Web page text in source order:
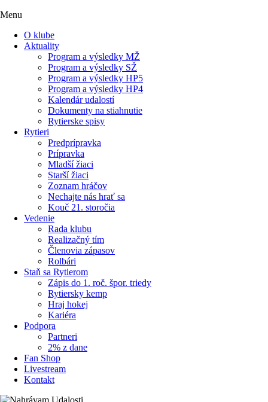
Menu
O klube
Aktuality
Program a výsledky MŽ
Program a výsledky SŽ
Program a výsledky HP5
Program a výsledky HP4
Kalendár udalostí
Dokumenty na stiahnutie
Rytierske spisy
Rytieri
Predprípravka
Prípravka
Mladší žiaci
Starší žiaci
Zoznam hráčov
Nechajte nás hrať sa
Kouč 21. storočia
Vedenie
Rada klubu
Realizačný tím
Členovia zápasov
Rolbári
Staň sa Rytierom
Zápis do 1. roč. špor. triedy
Rytiersky kemp
Hraj hokej
Kariéra
Podpora
Partneri
2% z dane
Fan Shop
Livestream
Kontakt